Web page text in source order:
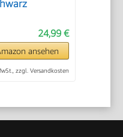
24,99 €
ansehen
zzgl. Versandkosten